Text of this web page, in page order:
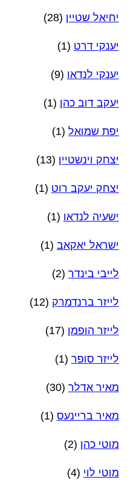
יחיאל שטיין (28)
יענקי דרט (1)
יענקי לנדאו (9)
יעקב דוב כהן (1)
יפת שמואל (1)
יצחק וינשטיין (13)
יצחק יעקב רוט (1)
ישעיה לנדאו (1)
ישראל יאקאב (1)
לייבי בינדר (2)
לייזר ברנדמרק (12)
לייזר הופמן (17)
לייזר סופר (1)
מאיר אדלר (30)
מאיר בריינעס (1)
מוטי כהן (2)
מוטי לוי (4)